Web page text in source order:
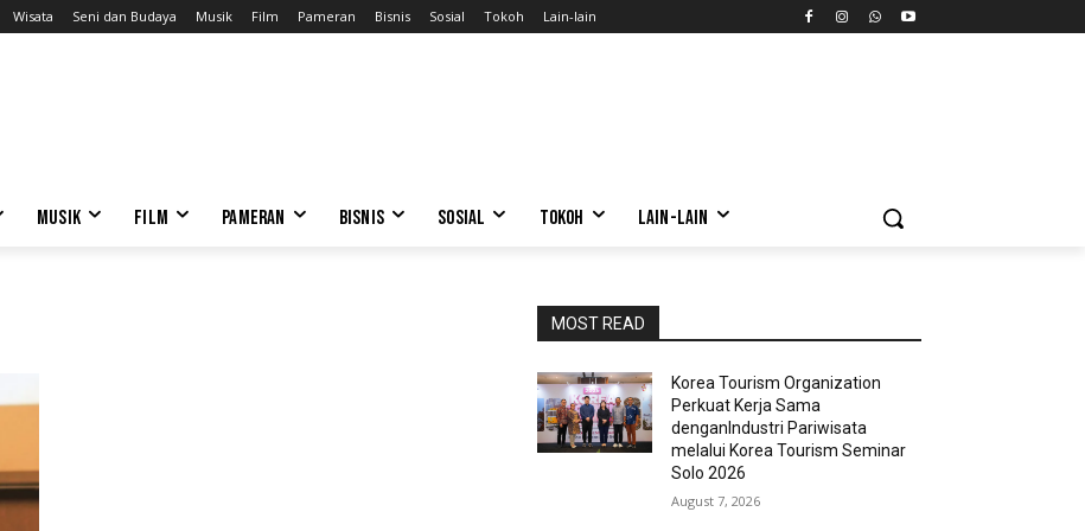
Wisata Seni dan Budaya Musik Film Pameran Bisnis Sosial Tokoh Lain-lain
MUSIK FILM PAMERAN BISNIS SOSIAL TOKOH LAIN-LAIN
MOST READ
Korea Tourism Organization
Perkuat Kerja Sama
denganIndustri Pariwisata
melalui Korea Tourism Seminar
Solo 2026
August 7, 2026